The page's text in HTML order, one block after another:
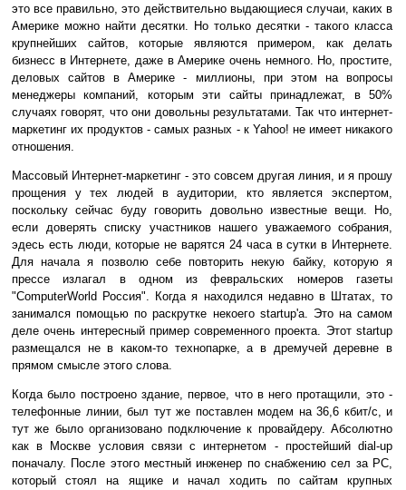
это все правильно, это действительно выдающиеся случаи, каких в
Америке можно найти десятки. Но только десятки - такого класса
крупнейших сайтов, которые являются примером, как делать
бизнесс в Интернете, даже в Америке очень немного. Но, простите,
деловых сайтов в Америке - миллионы, при этом на вопросы
менеджеры компаний, которым эти сайты принадлежат, в 50%
случаях говорят, что они довольны результатами. Так что интернет-
маркетинг их продуктов - самых разных - к Yahoo! не имеет никакого
отношения.
Массовый Интернет-маркетинг - это совсем другая линия, и я прошу
прощения у тех людей в аудитории, кто является экспертом,
поскольку сейчас буду говорить довольно известные вещи. Но,
если доверять списку участников нашего уважаемого собрания,
эдесь есть люди, которые не варятся 24 часа в сутки в Интернете.
Для начала я позволю себе повторить некую байку, которую я
прессе излагал в одном из февральских номеров газеты
"ComputerWorld Россия". Когда я находился недавно в Штатах, то
занимался помощью по раскрутке некоего startup'a. Это на самом
деле очень интересный пример современного проекта. Этот startup
размещался не в каком-то технопарке, а в дремучей деревне в
прямом смысле этого слова.
Когда было построено здание, первое, что в него протащили, это -
телефонные линии, был тут же поставлен модем на 36,6 кбит/с, и
тут же было организовано подключение к провайдеру. Абсолютно
как в Москве условия связи с интернетом - простейший dial-up
поначалу. После этого местный инженер по снабжению сел за PC,
который стоял на ящике и начал ходить по сайтам крупных